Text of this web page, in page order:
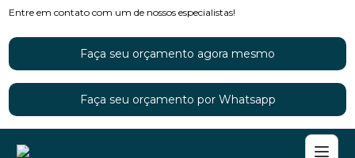
Entre em contato com um de nossos especialistas!
Faça seu orçamento agora mesmo
Faça seu orçamento por Whatsapp